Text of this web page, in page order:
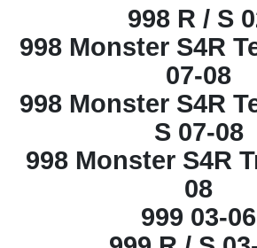
998 R / S
998 Monster S4R
07-08
998 Monster S4R
S 07-08
998 Monster S4R
08
999 03-06